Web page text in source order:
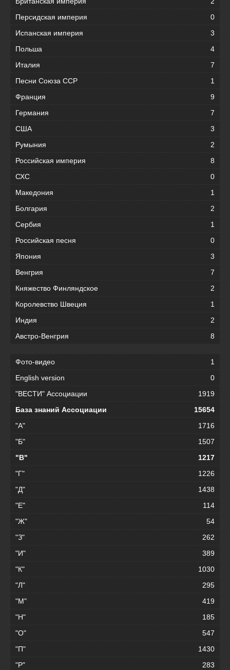
Персидская империя
0
Испанская империя
3
Польша
4
Италия
7
Песни Союза ССР
1
Франция
9
Германия
7
США
3
Румыния
2
Российская империя
8
СХС
0
Македония
1
Болгария
2
Сербия
1
Российская песня
0
Япония
3
Венгрия
7
Княжество Финляндское
2
Королевство Швеция
1
Индия
2
Австро-Венгрия
8
Фото-видео
1
English version
0
"ВЕСТИ" Ассоциации
1919
База знаний Ассоциации
15654
"А"
1716
"Б"
1507
"В"
1217
"Г"
1226
"Д"
1438
"Е"
114
"Ж"
54
"З"
262
"И"
389
"К"
1030
"Л"
295
"М"
419
"Н"
185
"О"
547
"П"
1430
"Р"
283